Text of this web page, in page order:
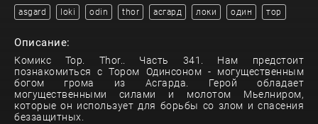
asgard loki odin thor асгард локи один тор
Описание:
Комикс Тор. Thor.. Часть 341. Нам предстоит
познакомиться с Тором Одинсоном - могущественным
богом грома из Асгарда. Герой обладает
могущественными силами и молотом Мьелниром,
которые он использует для борьбы со злом и спасения
беззащитных.